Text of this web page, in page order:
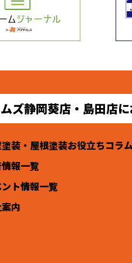
ズ静岡葵店・島田店に
装・屋根塗装お役立ちコラ
報一覧
ト情報一覧
内